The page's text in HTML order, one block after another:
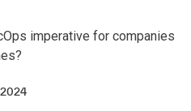
imperative for companies